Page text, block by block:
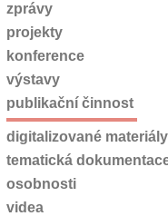
zprávy
projekty
konference
výstavy
publikační činnost
digitalizované materiály
tematická
osobnosti
videa